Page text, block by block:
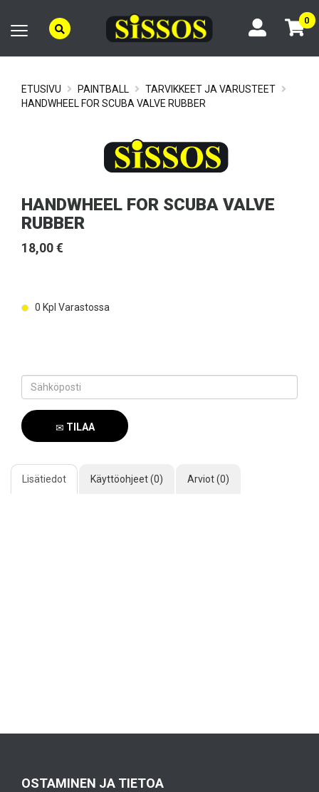
0
ETUSIVU PAINTBALL
TARVIKKEET JA VARUSTEET
HANDWHEEL FOR SCUBA VALVE RUBBER
HANDWHEEL FOR SCUBA VALVE
RUBBER
18,00 €
0 Kpl Varastossa
TILAA
Lisätiedot
Käyttöohjeet (0) Arviot (0)
OSTAMINEN JA TIETOA